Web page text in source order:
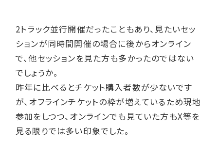
2トラック並行開催だったこともあり、見たいセッ
ションが同時間開催の場合に後からオンライン
で、他セッションを見た方も多かったのではない
でしょうか。
昨年に比べるとチケット購入者数が少ないです
が、オフラインチケットの枠が増えているため現地
参加をしつつ、オンラインでも見ていた方もX等を
見る限りでは多い印象でした。